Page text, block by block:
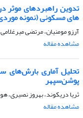
تدوین راهبردهای موثر
های مسکونی (نمونه
آرزو مومنیان، مرتضی
مشاهده مقاله
تحلیل آماری بارش‌های
پوشن‌سپهر
ثریا دریکوند، بهروز
مشاهده مقاله